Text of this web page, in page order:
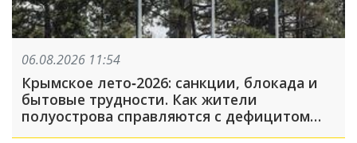
06.08.2026 11:54
Крымское лето‑2026: санкции, блокада и
бытовые трудности. Как жители
полуострова справляются с дефицитом
топлива, света и воды